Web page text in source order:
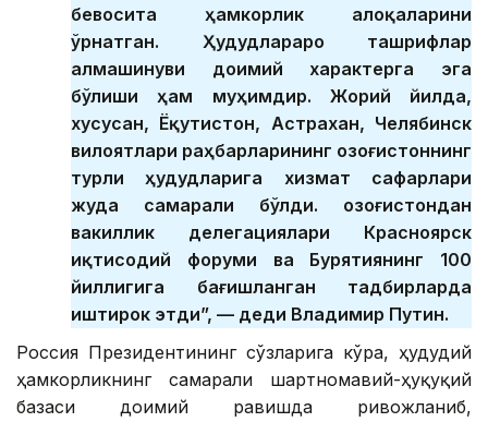
бевосита ҳамкорлик алоқаларини
ўрнатган. Ҳудудлараро ташрифлар
алмашинуви доимий характерга эга
бўлиши ҳам муҳимдир. Жорий йилда,
хусусан, Ёқутистон, Астрахан, Челябинск
вилоятлари раҳбарларининг Қозоғистоннинг
турли ҳудудларига хизмат сафарлари
жуда самарали бўлди. Қозоғистондан
вакиллик делегациялари Красноярск
иқтисодий форуми ва Бурятиянинг 100
йиллигига бағишланган тадбирларда
иштирок этди”, — деди Владимир Путин.
Россия Президентининг сўзларига кўра, ҳудудий
ҳамкорликнинг самарали шартномавий-ҳуқуқий
базаси доимий равишда ривожланиб,